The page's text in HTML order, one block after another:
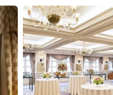
Ver 25 fotos